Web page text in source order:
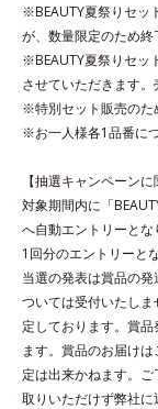
●無油分、無香料
ゲン、ローヤルゼ
リウム配合＝肌を
来）配合●アルコ
※アレルギーテス
※ノンコメドジェ
もと）ができない
※BEAUTY夏祭りセッ
が、数量限定のため終
※BEAUTY夏祭りセッ
させていただきます。
※特別セット販売のた
※お一人様各1品番に
【抽選キャンペーンに
対象期間内に「
へ自動エントリーと
1回分のエントリーと
当選の発表は賞品の
ついては受付いたし
定しております。賞
ます。賞品のお届け
定は出来かねます。
取りいただけず弊社に